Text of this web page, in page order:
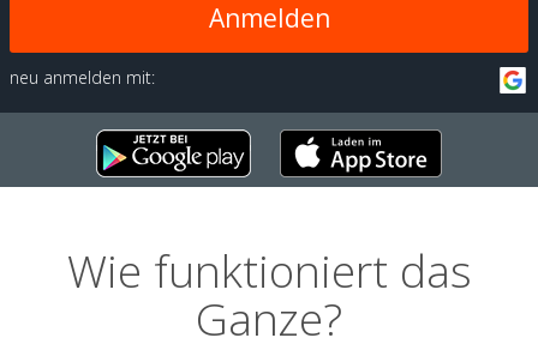
Anmelden
neu anmelden mit:
Wie funktioniert das
Ganze?